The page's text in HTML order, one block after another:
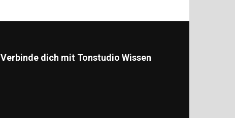
Verbinde dich mit Tonstudio Wissen